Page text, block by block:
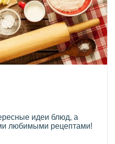
идеи блюд, а
любимыми рецептами!